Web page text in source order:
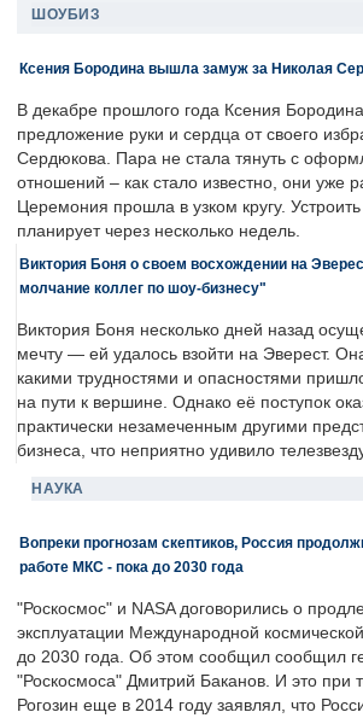
ШОУБИЗ
Ксения Бородина вышла замуж за Николая
В декабре прошлого года Ксения
предложение руки и сердца от своего
Сердюкова. Пара не стала тянуть с
отношений – как стало известно, они уже
Церемония прошла в узком кругу.
планирует через несколько недель.
Виктория Боня о своем восхождении на
молчание коллег по шоу-бизнесу"
Виктория Боня несколько дней назад
мечту — ей удалось взойти на Эверест.
какими трудностями и опасностями
на пути к вершине. Однако её поступок
практически незамеченным другими
бизнеса, что неприятно удивило
НАУКА
Вопреки прогнозам скептиков, Россия
работе МКС - пока до 2030 года
"Роскосмос" и NASA договорились о
эксплуатации Международной
до 2030 года. Об этом сообщил сообщил
"Роскосмоса" Дмитрий Баканов. И это при
Рогозин еще в 2014 году заявлял, что